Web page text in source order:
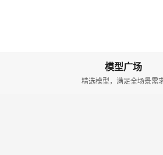
模型广场
精选模型，满足全场景需